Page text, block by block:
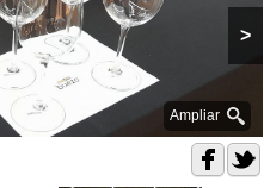
Ampliar
>